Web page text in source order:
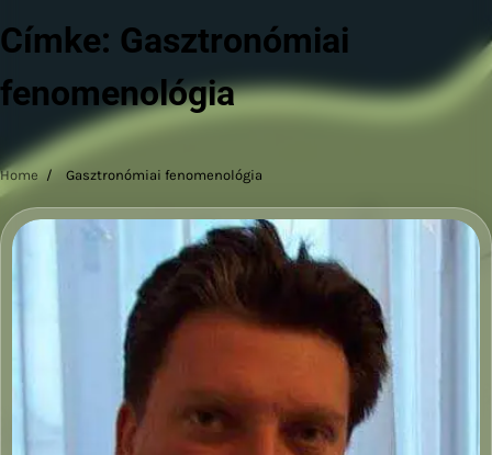
Címke: Gasztronómiai
fenomenológia
Home Gasztronómiai fenomenológia